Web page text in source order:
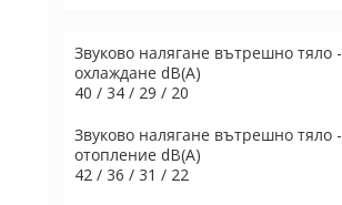
Звуково налягане вътрешно тяло -
охлаждане dB(A)
40 / 34 / 29 / 20
Звуково налягане вътрешно тяло -
отопление dB(A)
42 / 36 / 31 / 22